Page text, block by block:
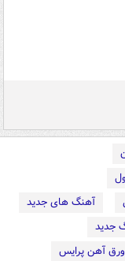
آهنگ های جدید
جدید
آهن پرایس